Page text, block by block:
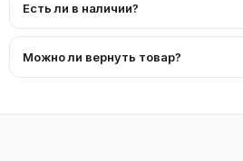
Есть ли в наличии?
Можно ли вернуть товар?